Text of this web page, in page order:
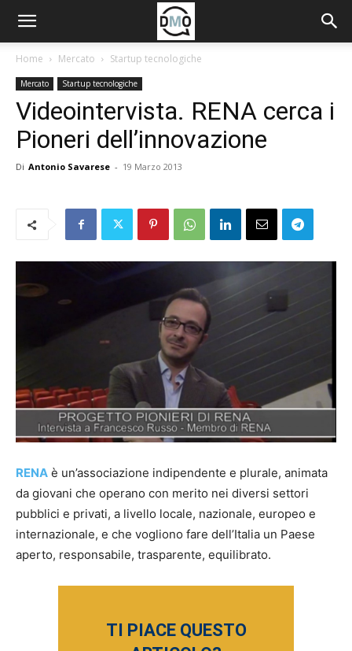
Home Mercato Startup tecnologiche
Mercato Startup tecnologiche
Videointervista. RENA cerca i
Pioneri dell’innovazione
Di Antonio Savarese - 19 Marzo 2013
RENA è un’associazione indipendente e plurale, animata
da giovani che operano con merito nei diversi settori
pubblici e privati, a livello locale, nazionale, europeo e
internazionale, e che vogliono fare dell’Italia un Paese
aperto, responsabile, trasparente, equilibrato.
TI PIACE QUESTO